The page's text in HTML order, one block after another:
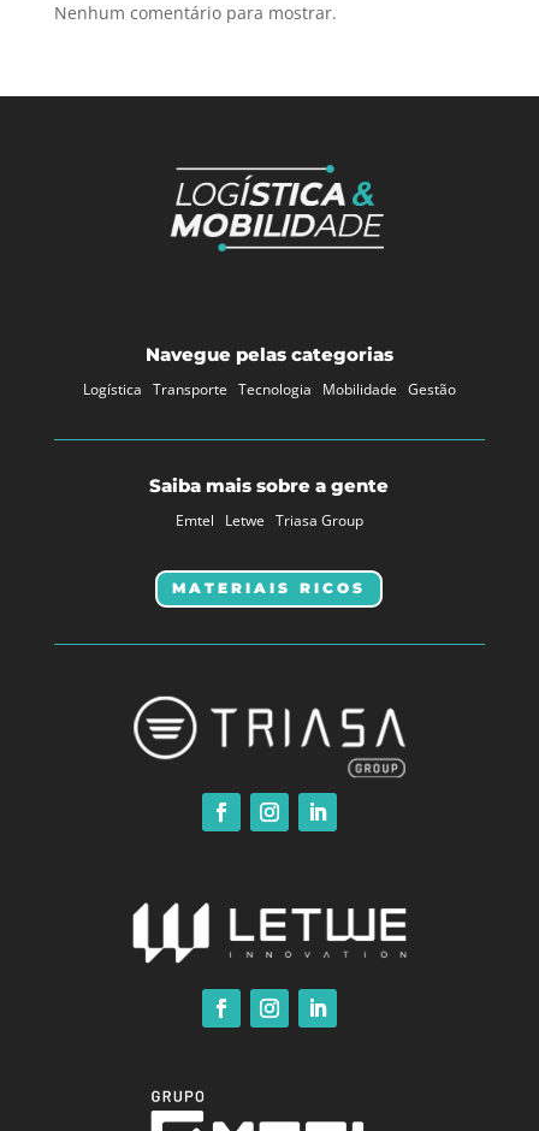
Nenhum comentário para mostrar.
Navegue pelas categorias
Logística Transporte Tecnologia Mobilidade Gestão
Saiba mais sobre a gente
Emtel Letwe Triasa Group
MATERIAIS RICOS